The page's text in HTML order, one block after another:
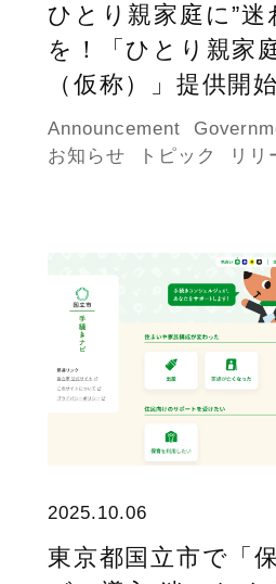
ひとり親家庭に”迷
を！「ひとり親家
（仮称）」提供開始
Announcement
お知らせ
トピック リリ
2025.10.06
東京都国立市で「